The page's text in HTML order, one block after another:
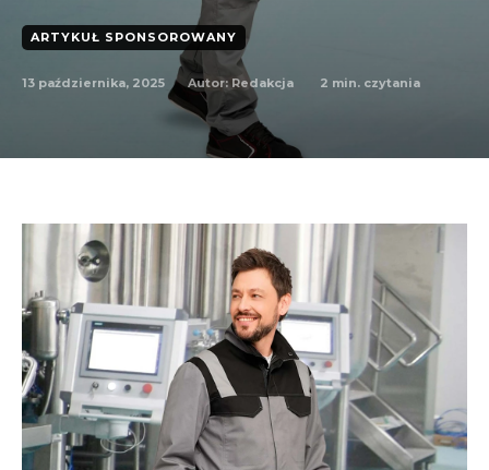
ARTYKUŁ SPONSOROWANY
13 października, 2025 Autor: Redakcja 2 min. czytania